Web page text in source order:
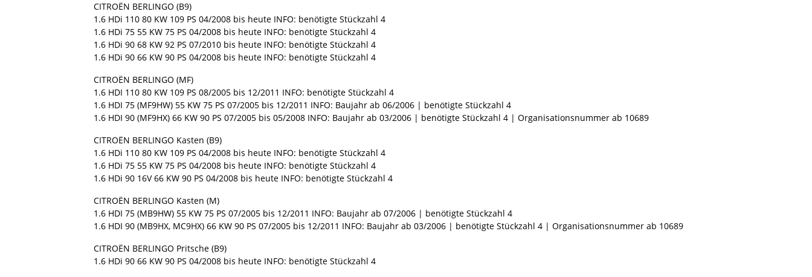
CITROËN BERLINGO (B9)
1.6 HDi 110 80 KW 109 PS 04/2008 bis heute INFO: benötigte Stückzahl 4
1.6 HDi 75 55 KW 75 PS 04/2008 bis heute INFO: benötigte Stückzahl 4
1.6 HDi 90 68 KW 92 PS 07/2010 bis heute INFO: benötigte Stückzahl 4
1.6 HDi 90 66 KW 90 PS 04/2008 bis heute INFO: benötigte Stückzahl 4
CITROËN BERLINGO (MF)
1.6 HDI 110 80 KW 109 PS 08/2005 bis 12/2011 INFO: benötigte Stückzahl 4
1.6 HDI 75 (MF9HW) 55 KW 75 PS 07/2005 bis 12/2011 INFO: Baujahr ab 06/2006 | benötigte Stückzahl 4
1.6 HDI 90 (MF9HX) 66 KW 90 PS 07/2005 bis 05/2008 INFO: Baujahr ab 03/2006 | benötigte Stückzahl 4 | Organisationsnummer ab 10689
CITROËN BERLINGO Kasten (B9)
1.6 HDi 110 80 KW 109 PS 04/2008 bis heute INFO: benötigte Stückzahl 4
1.6 HDi 75 55 KW 75 PS 04/2008 bis heute INFO: benötigte Stückzahl 4
1.6 HDi 90 16V 66 KW 90 PS 04/2008 bis heute INFO: benötigte Stückzahl 4
CITROËN BERLINGO Kasten (M)
1.6 HDI 75 (MB9HW) 55 KW 75 PS 07/2005 bis 12/2011 INFO: Baujahr ab 07/2006 | benötigte Stückzahl 4
1.6 HDI 90 (MB9HX, MC9HX) 66 KW 90 PS 07/2005 bis 12/2011 INFO: Baujahr ab 03/2006 | benötigte Stückzahl 4 | Organisationsnummer ab 10689
CITROËN BERLINGO Pritsche (B9)
1.6 HDi 90 66 KW 90 PS 04/2008 bis heute INFO: benötigte Stückzahl 4